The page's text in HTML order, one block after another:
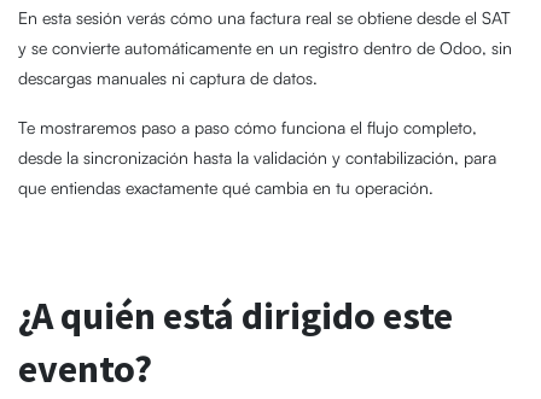
En esta sesión verás cómo una factura real se obtiene desde el SAT
y se convierte automáticamente en un registro dentro de Odoo, sin
descargas manuales ni captura de datos.
Te mostraremos paso a paso cómo funciona el flujo completo,
desde la sincronización hasta la validación y contabilización, para
que entiendas exactamente qué cambia en tu operación.
¿A quién está dirigido este
evento?